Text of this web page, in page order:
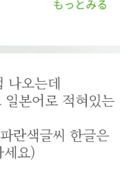
나오는데
본어로 적혀있는
란색글씨 한글은
요)